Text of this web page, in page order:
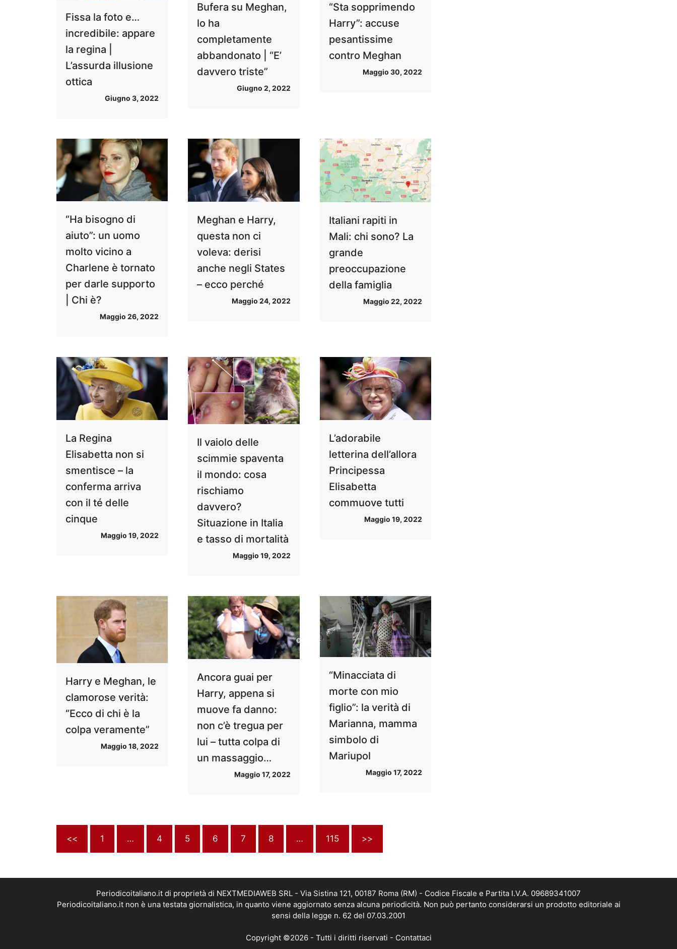
Fissa la foto e…
incredibile: appare
la regina |
L’assurda illusione
ottica
Giugno 3, 2022
Bufera su Meghan,
lo ha
completamente
abbandonato | “E’
davvero triste”
Giugno 2, 2022
“Sta sopprimendo
Harry”: accuse
pesantissime
contro Meghan
Maggio 30, 2022
“Ha bisogno di
aiuto”: un uomo
molto vicino a
Charlene è tornato
per darle supporto
| Chi è?
Maggio 26, 2022
Meghan e Harry,
questa non ci
voleva: derisi
anche negli States
– ecco perché
Maggio 24, 2022
Italiani rapiti in
Mali: chi sono? La
grande
preoccupazione
della famiglia
Maggio 22, 2022
La Regina
Elisabetta non si
smentisce – la
conferma arriva
con il té delle
cinque
Maggio 19, 2022
Il vaiolo delle
scimmie spaventa
il mondo: cosa
rischiamo
davvero?
Situazione in Italia
e tasso di mortalità
Maggio 19, 2022
L’adorabile
letterina dell’allora
Principessa
Elisabetta
commuove tutti
Maggio 19, 2022
Harry e Meghan, le
clamorose verità:
“Ecco di chi è la
colpa veramente”
Maggio 18, 2022
Ancora guai per
Harry, appena si
muove fa danno:
non c’è tregua per
lui – tutta colpa di
un massaggio…
Maggio 17, 2022
“Minacciata di
morte con mio
figlio”: la verità di
Marianna, mamma
simbolo di
Mariupol
Maggio 17, 2022
<< 1 … 4 5 6 7 8 … 115 >>
Periodicoitaliano.it di proprietà di NEXTMEDIAWEB SRL - Via Sistina 121, 00187 Roma (RM) - Codice Fiscale e Partita I.V.A. 09689341007
Periodicoitaliano.it non è una testata giornalistica, in quanto viene aggiornato senza alcuna periodicità. Non può pertanto considerarsi un prodotto editoriale ai
sensi della legge n. 62 del 07.03.2001
Copyright ©2026 - Tutti i diritti riservati - Contattaci